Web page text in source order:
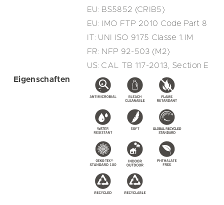
EU: BS5852 (CRIB5)
EU: IMO FTP 2010 Code Part 8
IT: UNI ISO 9175 Classe 1.IM
FR: NFP 92-503 (M2)
US: CAL TB 117-2013, Section E
Eigenschaften